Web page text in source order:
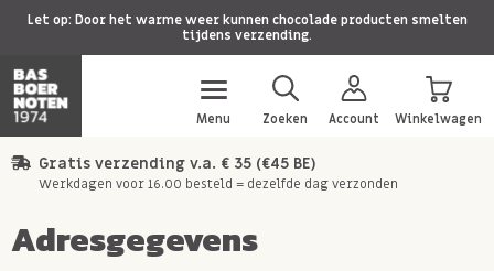
Let op: Door het warme weer kunnen chocolade producten smelten
tijdens verzending.
Menu Zoeken Account Winkelwagen
Gratis verzending v.a. € 35 (€45 BE)
Werkdagen voor 16.00 besteld = dezelfde dag verzonden
Adresgegevens